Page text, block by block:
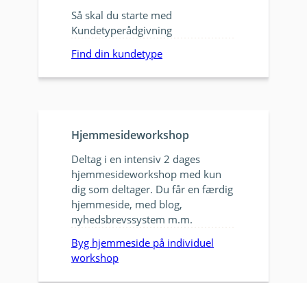
Så skal du starte med
Kundetyperådgivning
Find din kundetype
Hjemmesideworkshop
Deltag i en intensiv 2 dages
hjemmesideworkshop med kun
dig som deltager. Du får en færdig
hjemmeside, med blog,
nyhedsbrevssystem m.m.
Byg hjemmeside på individuel
workshop